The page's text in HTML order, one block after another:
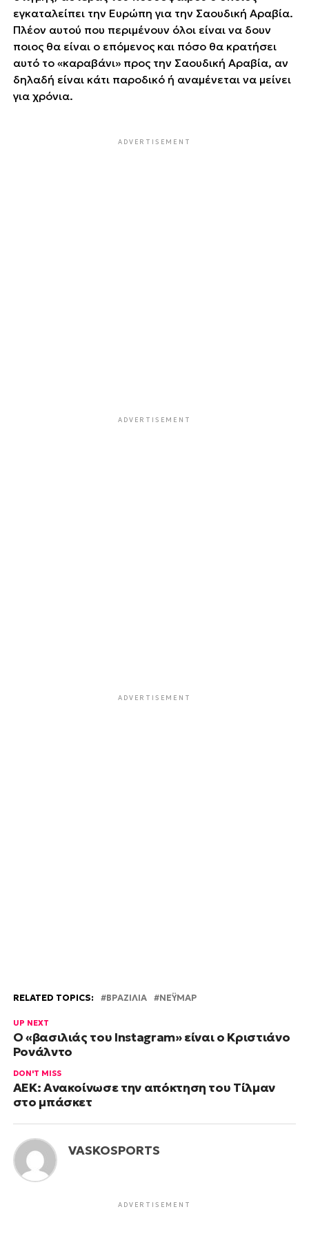
εγκαταλείπει την Ευρώπη για την Σαουδική Αραβία.
Πλέον αυτού που περιμένουν όλοι είναι να δουν
ποιος θα είναι ο επόμενος και πόσο θα κρατήσει
αυτό το «καραβάνι» προς την Σαουδική Αραβία, αν
δηλαδή είναι κάτι παροδικό ή αναμένεται να μείνει
για χρόνια.
ADVERTISEMENT
ADVERTISEMENT
ADVERTISEMENT
RELATED TOPICS: ΒΡΑΖΙΛΙΑ ΝΕΫΜΑΡ
UP NEXT
O «βασιλιάς του Instagram» είναι ο Κριστιάνο
Ρονάλντο
DON'T MISS
ΑΕΚ: Ανακοίνωσε την απόκτηση του Τίλμαν
στο μπάσκετ
VASKOSPORTS
ADVERTISEMENT